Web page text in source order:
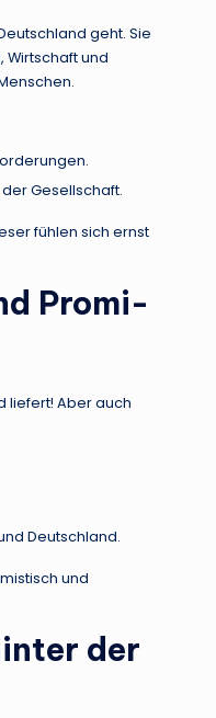
geht. Sie
Wirtschaft und
Gesellschaft.
fühlen sich ernst
Promi-
liefert! Aber auch
Deutschland.
und
der